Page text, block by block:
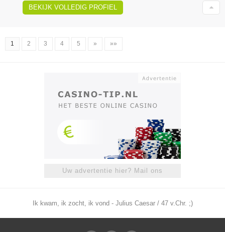
BEKIJK VOLLEDIG PROFIEL
1 2 3 4 5 » »»
Uw advertentie hier? Mail ons
Ik kwam, ik zocht, ik vond - Julius Caesar / 47 v.Chr. ;)